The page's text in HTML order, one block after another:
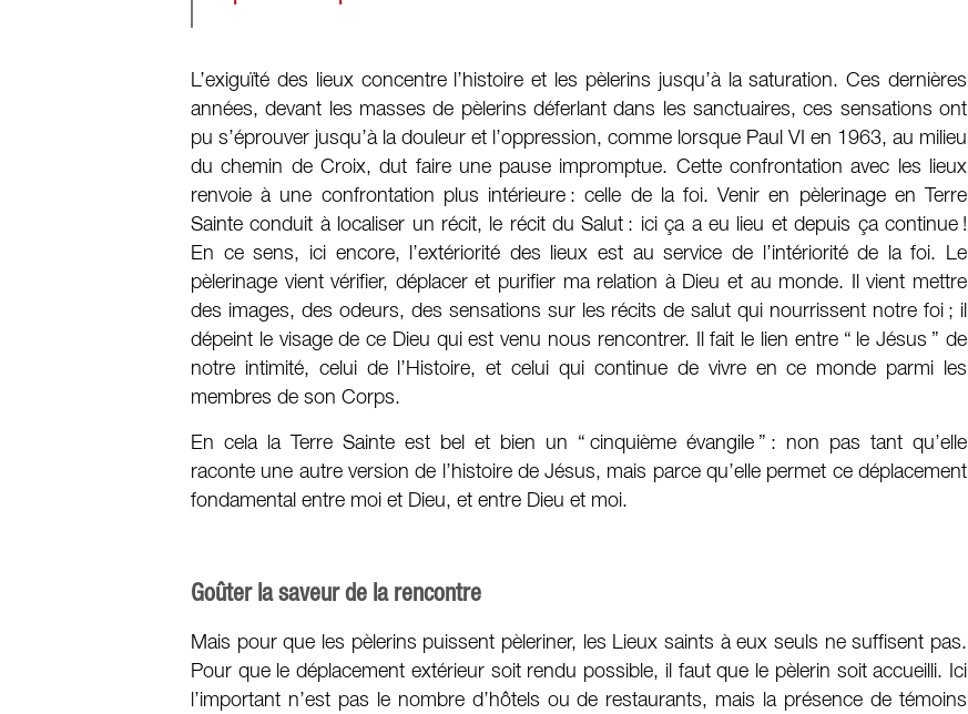
L’exiguïté des lieux concentre l’histoire et les pèlerins jusqu’à la saturation. Ces dernières
années, devant les masses de pèlerins déferlant dans les sanctuaires, ces sensations ont
pu s’éprouver jusqu’à la douleur et l’oppression, comme lorsque Paul VI en 1963, au milieu
du chemin de Croix, dut faire une pause impromptue. Cette confrontation avec les lieux
renvoie à une confrontation plus intérieure : celle de la foi. Venir en pèlerinage en Terre
Sainte conduit à localiser un récit, le récit du Salut : ici ça a eu lieu et depuis ça continue !
En ce sens, ici encore, l’extériorité des lieux est au service de l’intériorité de la foi. Le
pèlerinage vient vérifier, déplacer et purifier ma relation à Dieu et au monde. Il vient mettre
des images, des odeurs, des sensations sur les récits de salut qui nourrissent notre foi ; il
dépeint le visage de ce Dieu qui est venu nous rencontrer. Il fait le lien entre “ le Jésus ” de
notre intimité, celui de l’Histoire, et celui qui continue de vivre en ce monde parmi les
membres de son Corps.
En cela la Terre Sainte est bel et bien un “ cinquième évangile ” : non pas tant qu’elle
raconte une autre version de l’histoire de Jésus, mais parce qu’elle permet ce déplacement
fondamental entre moi et Dieu, et entre Dieu et moi.
Goûter la saveur de la rencontre
Mais pour que les pèlerins puissent pèleriner, les Lieux saints à eux seuls ne suffisent pas.
Pour que le déplacement extérieur soit rendu possible, il faut que le pèlerin soit accueilli. Ici
l’important n’est pas le nombre d’hôtels ou de restaurants, mais la présence de témoins